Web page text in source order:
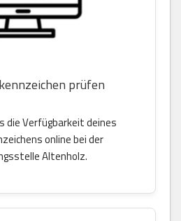
prüfen
die Verfügbarkeit deines
online bei der
Altenholz.